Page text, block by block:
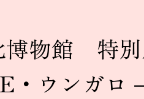
物館 特
・ウンガロ